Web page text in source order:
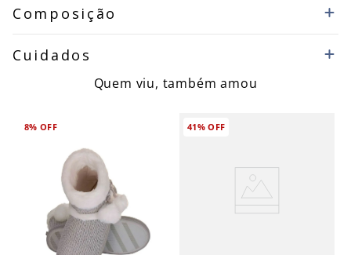
Composição
Cuidados
Quem viu, também amou
8% OFF 41%OFF